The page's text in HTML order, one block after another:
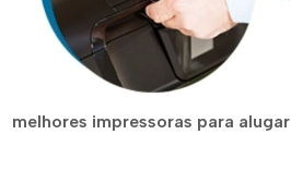
melhores impressoras para alugar